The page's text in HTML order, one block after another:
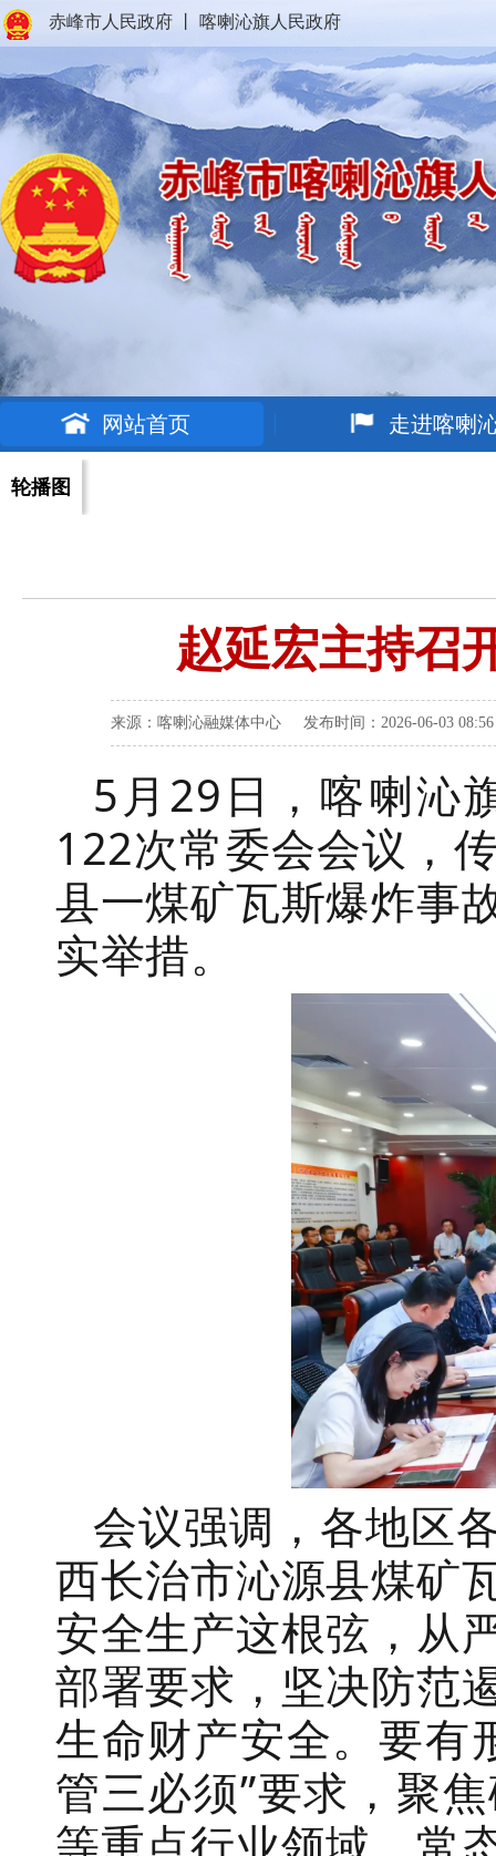
赤峰市人民政府 喀喇沁旗人民政府
网站首页 走进喀喇
轮播图
赵延宏主持召
来源：喀喇沁融媒体中心 发布时间：2026-06-03
5 月 29 日，喀喇沁
122次常委会会议，
县一煤矿瓦斯爆炸事
实举措。
会议强调，各地区
西长治市沁源县煤矿
安全生产这根弦，从
部署要求，坚决防范
生命财产安全。要有
管三必须”要求，聚